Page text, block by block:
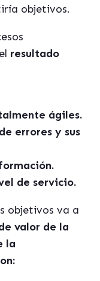
objetivos.
resultado
ágiles.
errores y sus
de servicio.
objetivos va a
valor de la
la